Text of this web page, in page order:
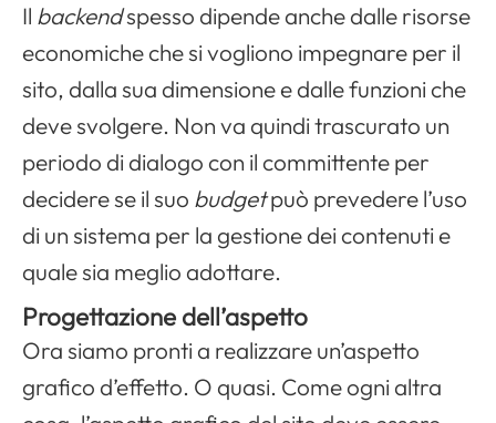
Il backendspesso dipende anche dalle risorse
economiche che si vogliono impegnare per il
sito, dalla sua dimensione e dalle funzioni che
deve svolgere. Non va quindi trascurato un
periodo di dialogo con il committente per
decidere se il suo budgetpuò prevedere l’uso
di un sistema per la gestione dei contenuti e
quale sia meglio adottare.
Progettazione dell’aspetto
Ora siamo pronti a realizzare un’aspetto
grafico d’effetto. O quasi. Come ogni altra